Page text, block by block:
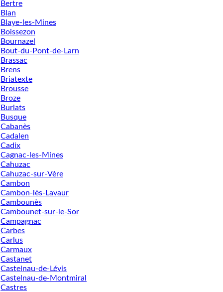
Bertre
Blan
Blaye-les-Mines
Boissezon
Bournazel
Bout-du-Pont-de-Larn
Brassac
Brens
Briatexte
Brousse
Broze
Burlats
Busque
Cabanès
Cadalen
Cadix
Cagnac-les-Mines
Cahuzac
Cahuzac-sur-Vère
Cambon
Cambon-lès-Lavaur
Cambounès
Cambounet-sur-le-Sor
Campagnac
Carbes
Carlus
Carmaux
Castanet
Castelnau-de-Lévis
Castelnau-de-Montmiral
Castres